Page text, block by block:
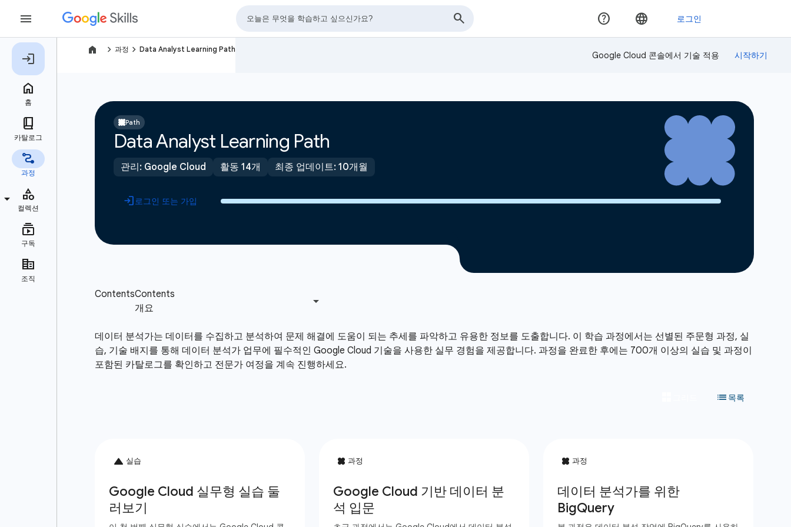
navigate_next 과정 navigate_next Data Analyst Learning Path
Google Cloud 콘솔에서 기술 적용
Path
Data Analyst Learning Path
관리: Google Cloud 활동 14개 최종 업데이트: 10개월
로그인 또는 가입
데이터 분석가는 데이터를 수집하고 분석하여 문제 해결에 도움이 되는 추세를 파악하고 유용한 정보를 도출합니다. 이 학습 과정에서는 선별된 주문형 과정, 실
습, 기술 배지를 통해 데이터 분석가 업무에 필수적인 Google Cloud 기술을 사용한 실무 경험을 제공합니다. 과정을 완료한 후에는 700개 이상의 실습 및 과정이
포함된 카탈로그를 확인하고 전문가 여정을 계속 진행하세요.